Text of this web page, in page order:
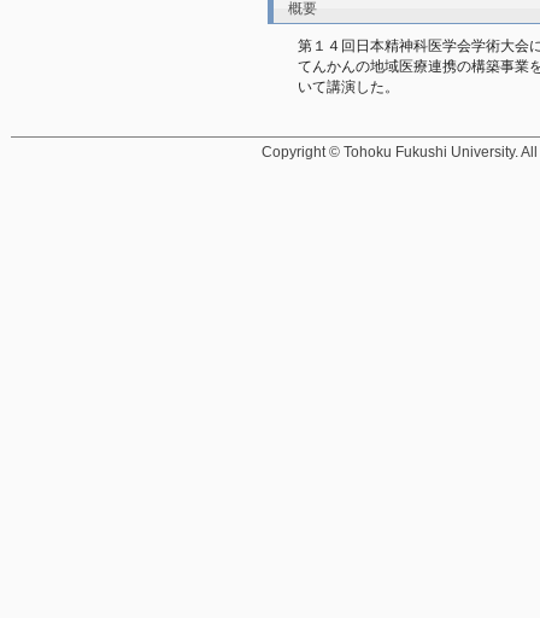
概要
第１４回日本精神科医学会学術大会
てんかんの地域医療連携の構築事業
いて講演した。